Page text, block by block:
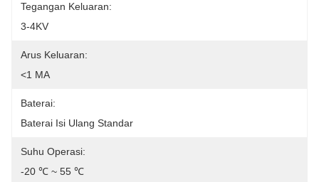
Tegangan Keluaran:
3-4KV
Arus Keluaran:
<1 MA
Baterai:
Baterai Isi Ulang Standar
Suhu Operasi:
-20 ℃ ~ 55 ℃